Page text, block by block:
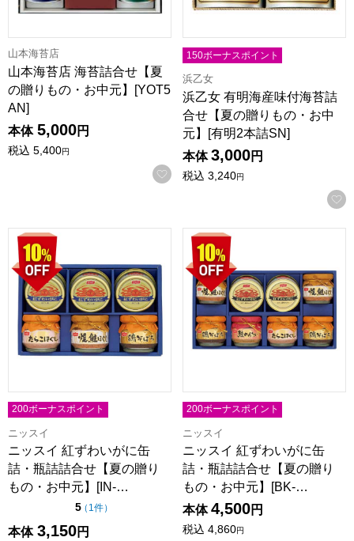
山本海苔店
山本海苔店 海苔詰合せ【夏
の贈りもの・お中元】[YOT5
AN]
本体 5,000円
税込 5,400円
お気に入りに登録する
150ボーナスポイント
浜乙女
浜乙女 有明海産味付海苔詰
合せ【夏の贈りもの・お中
元】[有明2本詰SN]
本体 3,000円
税込 3,240円
ニッスイ 紅ずわいがに缶詰・瓶詰詰合せ【夏の贈りもの・
200ボーナスポイント
ニッスイ
ニッスイ 紅ずわいがに缶
詰・瓶詰詰合せ【夏の贈り
もの・お中元】[IN-…
5点（5点満点中）
（ 1件の評価
）
本体 3,150円
ニッスイ 紅ずわいがに缶詰
200ボーナスポイント
ニッスイ
ニッスイ 紅ずわいがに缶
詰・瓶詰詰合せ【夏の贈り
もの・お中元】[BK-…
本体 4,500円
税込 4,860円